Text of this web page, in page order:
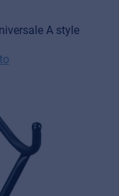
A style